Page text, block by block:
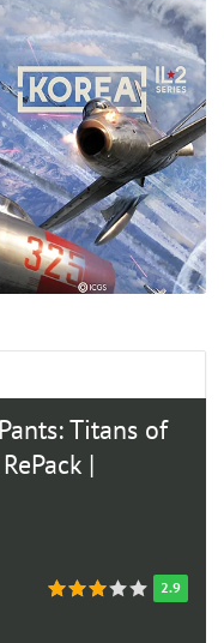
Titans of
|
2.9